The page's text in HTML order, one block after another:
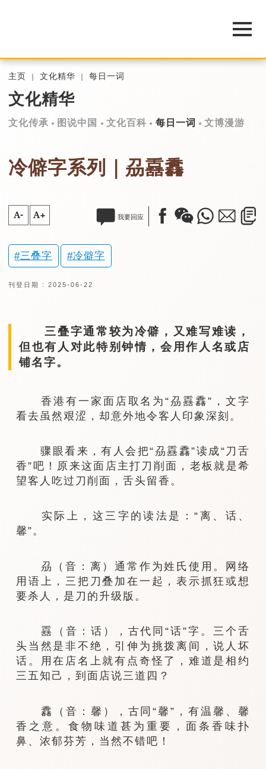
主页 文化精华 每日一词
文化精华
文化传承 图说中国 文化百科 每日一词 文博漫游
冷僻字系列｜刕舙馫
A- A+ 我要回应
三叠字 冷僻字
刊登日期 : 2025-06-22
三叠字通常较为冷僻，又难写难读，
但也有人对此特别钟情，会用作人名或店
铺名字。
香港有一家面店取名为“刕舙馫”，文字
看去虽然艰涩，却意外地令客人印象深刻。
骤眼看来，有人会把“刕舙馫”读成“刀舌
香”吧！原来这面店主打刀削面，老板就是希
望客人吃过刀削面，舌头留香。
实际上，这三字的读法是：“离、话、
馨”。
刕（音：离）通常作为姓氏使用。网络
用语上，三把刀叠加在一起，表示抓狂或想
要杀人，是刀的升级版。
舙（音：话），古代同“话”字。三个舌
头当然是非不绝，引伸为挑拨离间，说人坏
话。用在店名上就有点奇怪了，难道是相约
三五知己，到面店说三道四？
馫（音：馨），古同“馨”，有温馨、馨
香之意。食物味道甚为重要，面条香味扑
鼻、浓郁芬芳，当然不错吧！